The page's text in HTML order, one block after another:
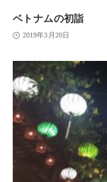
ベトナムの初詣
2019年3月20日